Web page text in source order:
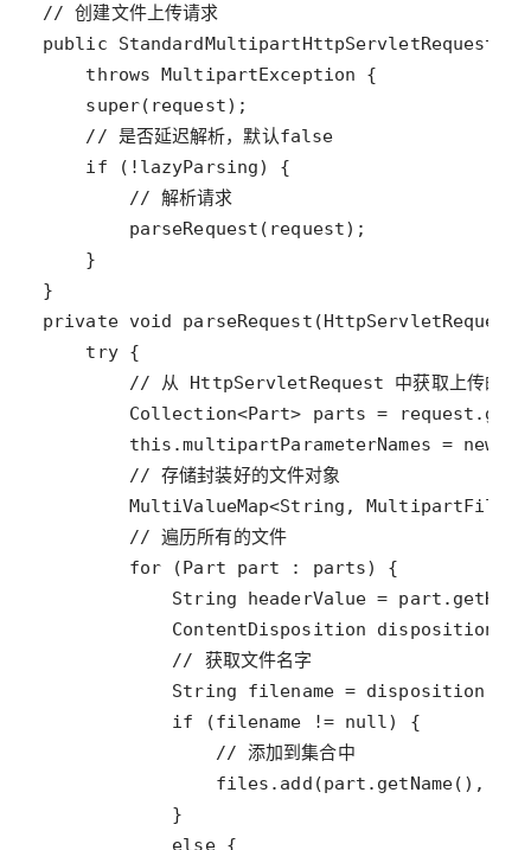
// 创建文件上传请求
public
StandardMultipartHttpServletRequest
throws MultipartException
super( request
// 是否延迟解析，默认false
if ( ! lazyParsing
// 解析请求
parseRequest ( request
private void parseRequest (HttpServletRequest
try
// 从 HttpServletRequest 中获取上传的文
Collection<Part> parts = request .
this .multipartParameterNames = new
// 存储封装好的文件对象
MultiValueMap<String , MultipartFile
// 遍历所有的文件
for (Part part : parts
String
headerValue = part .
ContentDisposition
disposition
// 获取文件名字
String
filename = disposition
if (filename != null
// 添加到集合中
files . add (part . getName(),
else